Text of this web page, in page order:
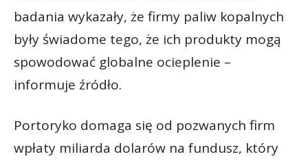
badania wykazały, że firmy paliw kopalnych
były świadome tego, że ich produkty mogą
spowodować globalne ocieplenie –
informuje źródło.
Portoryko domaga się od pozwanych firm
wpłaty miliarda dolarów na fundusz, który